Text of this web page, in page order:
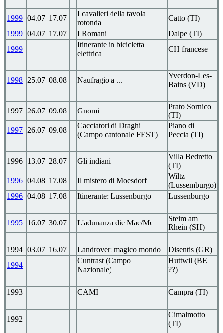
1999 04.07 17.07
I cavalieri della tavola
rotonda
Catto (TI)
1999 04.07 17.07 I Romani
Dalpe (TI)
1999
Itinerante in bicicletta
elettrica
CH francese
1998 25.07 08.08 Naufragio a ...
Yverdon-Les-
Bains (VD)
1997 26.07 09.08 Gnomi
Prato Sornico
(TI)
1997 26.07 09.08
Cacciatori di Draghi
(Campo cantonale FEST)
Piano di
Peccia (TI)
1996 13.07 28.07 Gli indiani
Villa Bedretto
(TI)
1996 04.08 17.08 Il mistero di Moesdorf
Wiltz
(Lussemburgo)
1996 04.08 17.08 Itinerante: Lussenburgo Lussenburgo
1995 16.07 30.07 L'adunanza die Mac/Mc
Steim am
Rhein (SH)
1994 03.07 16.07 Landrover: magico mondo
Disentis (GR)
1994
Cuntrast (Campo
Nazionale)
Huttwil (BE
??)
1993 CAMI Campra (TI)
1992
Cimalmotto
(TI)